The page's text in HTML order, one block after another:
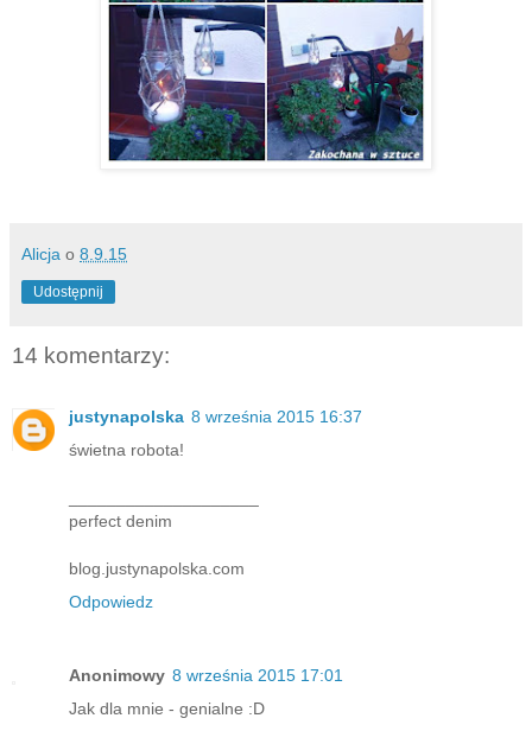
Alicja o 8.9.15
Udostępnij
14 komentarzy:
justynapolska 8 września 2015 16:37
świetna robota!
perfect denim
blog.justynapolska.com
Odpowiedz
Anonimowy 8 września 2015 17:01
Jak dla mnie - genialne :D